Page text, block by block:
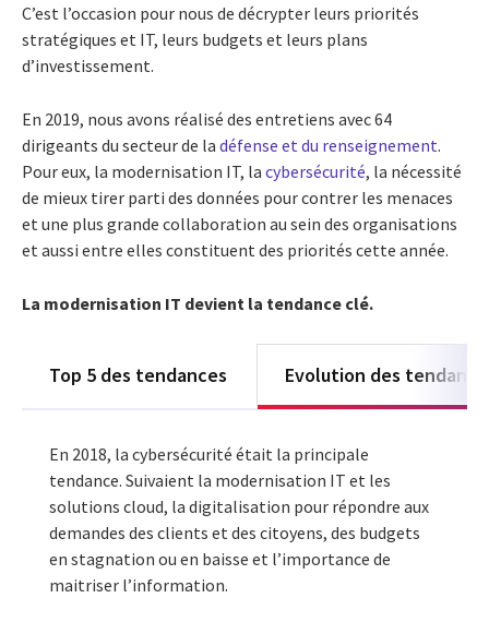
C’est l’occasion pour nous de décrypter leurs priorités
stratégiques et IT, leurs budgets et leurs plans
d’investissement.
En 2019, nous avons réalisé des entretiens avec 64
dirigeants du secteur de la défense et du renseignement.
Pour eux, la modernisation IT, la cybersécurité, la nécessité
de mieux tirer parti des données pour contrer les menaces
et une plus grande collaboration au sein des organisations
et aussi entre elles constituent des priorités cette année.
La modernisation IT devient la tendance clé.
Top 5 des tendances Evolution des
En 2018, la cybersécurité était la principale
tendance. Suivaient la modernisation IT et les
solutions cloud, la digitalisation pour répondre aux
demandes des clients et des citoyens, des budgets
en stagnation ou en baisse et l’importance de
maitriser l’information.